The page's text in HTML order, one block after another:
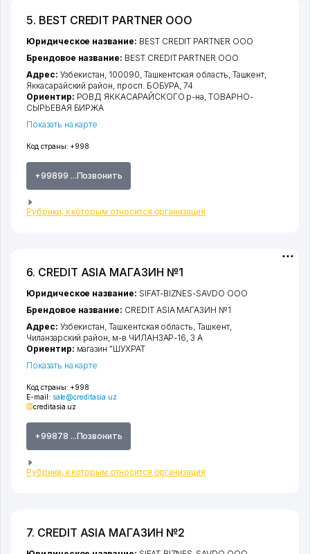
5. BEST CREDIT PARTNER ООО
Код страны: +998
+99899 ...Позвонить
Рубрики, к которым относится организация
Юридическое название: BEST CREDIT PARTNER ООО
Брендовое название: BEST CREDIT PARTNER ООО
Адрес: Узбекистан, 100090, Ташкентская область Ташкент
Яккасарайский район просп. БОБУРА , 74
Ориентир: РОВД ЯККАСАРАЙСКОГО р-на, ТОВАРНО-
СЫРЬЕВАЯ БИРЖА
Показать на карте
6. CREDIT ASIA МАГАЗИН №1
Код страны: +998
E-mail: sale@creditasia.uz
creditasia.uz
+99878 ...Позвонить
Рубрики, к которым относится организация
Юридическое название: SIFAT-BIZNES-SAVDO ООО
Брендовое название: CREDIT ASIA МАГАЗИН №1
Адрес: Узбекистан,Ташкентская область,Ташкент,
Чиланзарский район, м-в ЧИЛАНЗАР-16, 3 А
Ориентир: магазин "ШУХРАТ
Показать на карте
7. CREDIT ASIA МАГАЗИН №2